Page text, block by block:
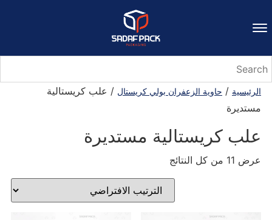
الرئيسية / حاوية الزعفران بولي كريستال / علب كريستالية
مستديرة
علب كريستالية مستديرة
عرض ⁦11⁩ من كل النتائج